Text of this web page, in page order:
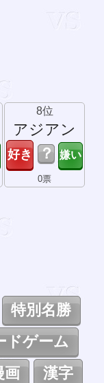
8位
アジアン
？
0票
特別名勝
ドゲーム
画
漢字